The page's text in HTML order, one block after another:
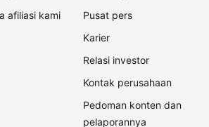
afiliasi kami
Pusat pers
Karier
Relasi investor
Kontak perusahaan
Pedoman konten dan
pelaporannya